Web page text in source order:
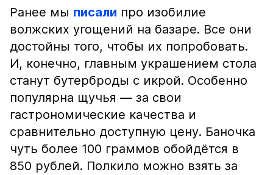
Ранее мы писали про изобилие
волжских угощений на базаре. Все они
достойны того, чтобы их попробовать.
И, конечно, главным украшением стола
станут бутерброды с икрой. Особенно
популярна щучья — за свои
гастрономические качества и
сравнительно доступную цену. Баночка
чуть более 100 граммов обойдётся в
850 рублей. Полкило можно взять за